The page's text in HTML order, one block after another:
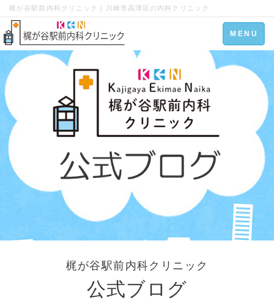
梶が谷駅前内科クリニック | 川崎市高津区の内科クリニック
Toggle
navigation
MENU
梶が谷駅前内科クリニック
公式ブログ